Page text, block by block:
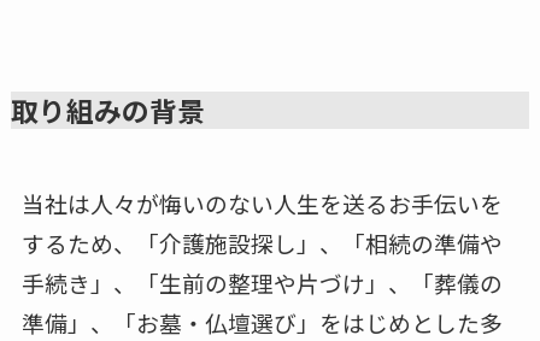
取り組みの背景
当社は人々が悔いのない人生を送るお手伝いを
するため、「介護施設探し」、「相続の準備や
手続き」、「生前の整理や片づけ」、「葬儀の
準備」、「お墓・仏壇選び」をはじめとした多